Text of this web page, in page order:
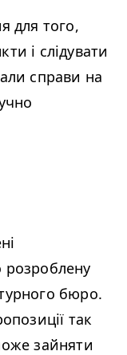
для того,
і слідувати
справи на
розроблену
бюро.
так
зайняти